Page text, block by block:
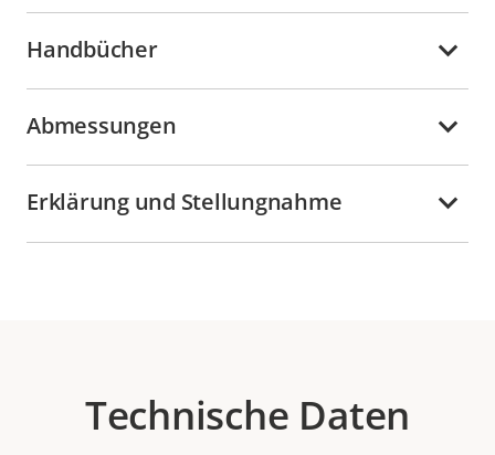
Handbücher
Abmessungen
Erklärung und Stellungnahme
Technische Daten